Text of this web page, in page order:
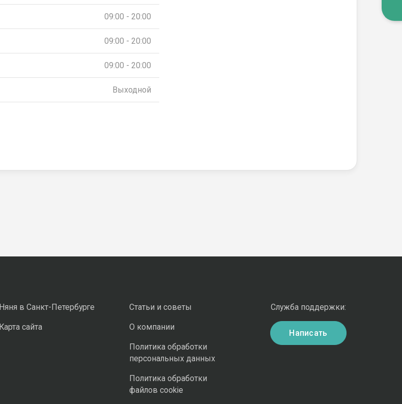
09:00 - 20:00
09:00 - 20:00
09:00 - 20:00
Выходной
Няня в Санкт-Петербурге
Карта сайта
Статьи и советы
О компании
Политика обработки
персональных данных
Политика обработки
файлов cookie
Служба поддержки:
Написать